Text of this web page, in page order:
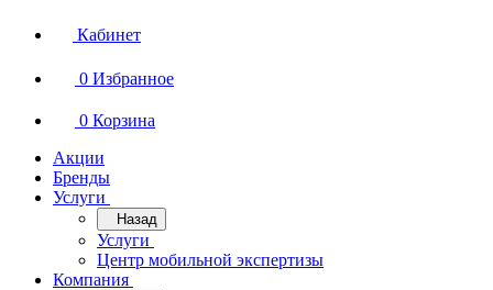
Кабинет
0 Избранное
0 Корзина
Акции
Бренды
Услуги
Назад
Услуги
Центр мобильной экспертизы
Компания